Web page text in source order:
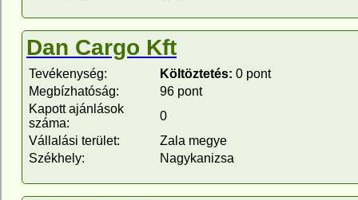
Dan Cargo Kft
Tevékenység: Költöztetés: 0 pont
Megbízhatóság:
96 pont
Kapott ajánlások
száma:
0
Vállalási terület:
Zala megye
Székhely:
Nagykanizsa